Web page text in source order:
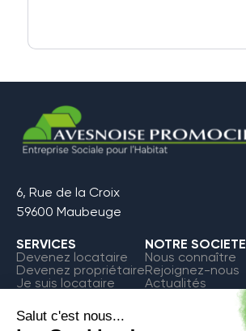
6, Rue de la Croix
59600 Maubeuge
SERVICES
Devenez locataire
Devenez propriétaire
Je suis locataire
NOTRE SOCIETE
Nous connaître
Rejoignez-nous
Actualités